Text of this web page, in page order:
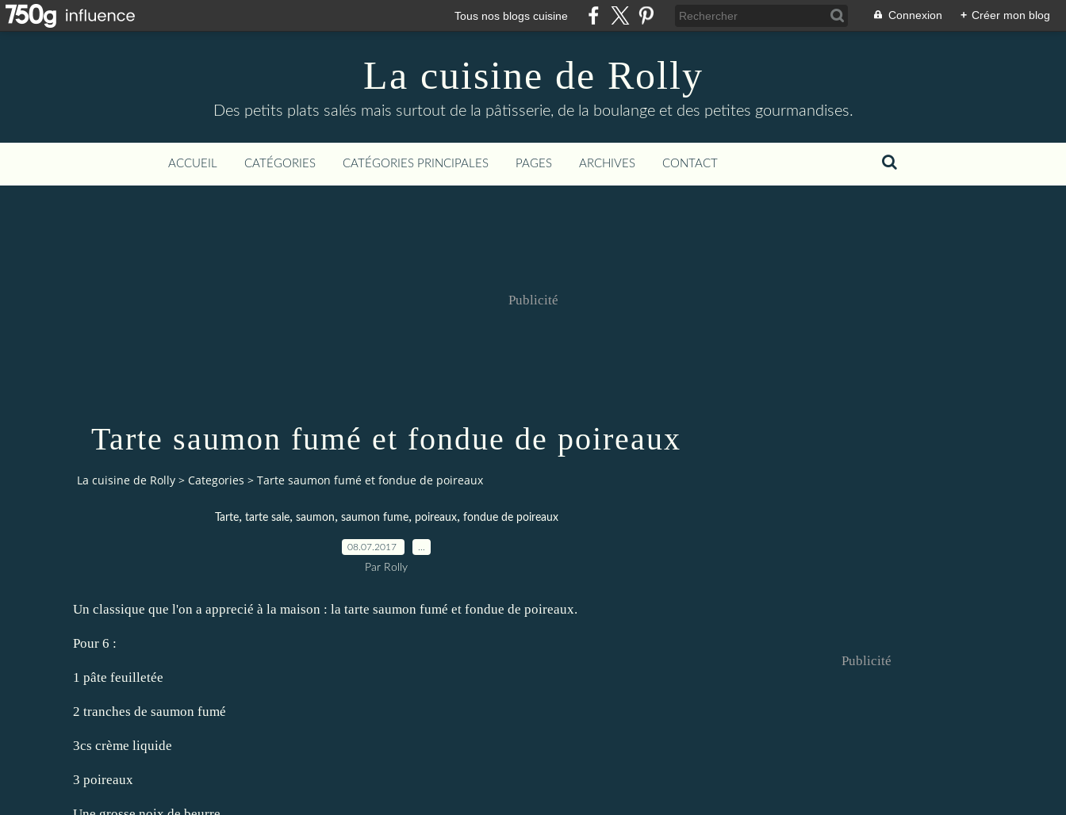
Tous nos blogs cuisine Connexion + Créer mon blog
La cuisine de Rolly
Des petits plats salés mais surtout de la pâtisserie, de la boulange et des petites gourmandises.
ACCUEIL CATÉGORIES CATÉGORIES PRINCIPALES PAGES ARCHIVES CONTACT
Publicité
Tarte saumon fumé et fondue de poireaux
La cuisine de Rolly > Categories > Tarte saumon fumé et fondue de poireaux
Tarte, tarte sale, saumon, saumon fume, poireaux, fondue de poireaux
08.07.2017
Par Rolly
Un classique que l'on a apprecié à la maison : la tarte saumon fumé et fondue de poireaux.
Pour 6 :
1 pâte feuilletée
2 tranches de saumon fumé
3cs crème liquide
3 poireaux
Publicité